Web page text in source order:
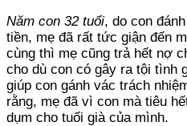
Năm con 32 tuổi, do con
tiền, mẹ đã rất tức giận đến
cùng thì mẹ cũng trả hết nợ
cho dù con có gây ra tội tình
giúp con gánh vác trách
rằng, mẹ đã vì con mà tiêu
dụm cho tuổi già của mình.